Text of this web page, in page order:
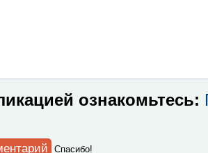
ознакомьтесь:
Спaсибо!